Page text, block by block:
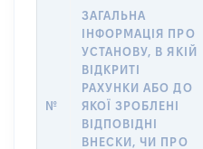
№
ЗАГАЛЬНА
ІНФОРМАЦІЯ ПРО
УСТАНОВУ, В ЯКІЙ
ВІДКРИТІ
РАХУНКИ АБО ДО
ЯКОЇ ЗРОБЛЕНІ
ВІДПОВІДНІ
ВНЕСКИ, ЧИ ПРО